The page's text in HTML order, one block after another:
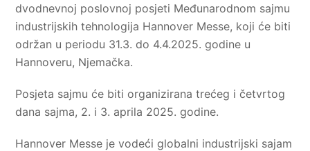
dvodnevnoj poslovnoj posjeti Međunarodnom sajmu
industrijskih tehnologija Hannover Messe, koji će biti
održan u periodu 31.3. do 4.4.2025. godine u
Hannoveru, Njemačka.
Posjeta sajmu će biti organizirana trećeg i četvrtog
dana sajma, 2. i 3. aprila 2025. godine.
Hannover Messe je vodeći globalni industrijski sajam